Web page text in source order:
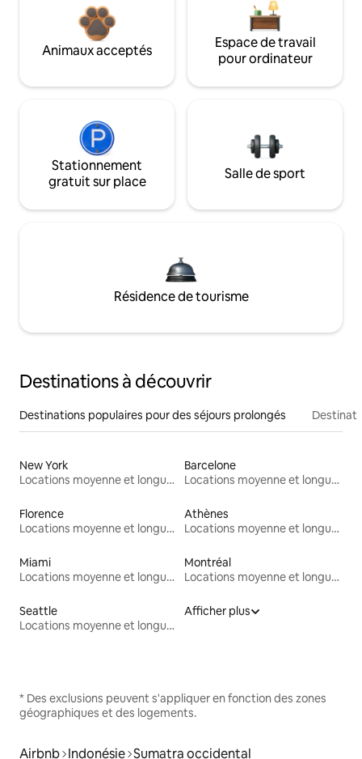
Animaux acceptés
Espace de travail
pour ordinateur
Stationnement
gratuit sur place
Salle de sport
Résidence de tourisme
Destinations à découvrir
Destinations populaires pour des séjours prolongés
New York
Locations moyenne et longue durée
Barcelone
Locations moyenne et longue durée
Florence
Locations moyenne et longue durée
Athènes
Locations moyenne et longue durée
Miami
Locations moyenne et longue durée
Montréal
Locations moyenne et longue durée
Seattle
Locations moyenne et longue durée
Afficher plus
* Des exclusions peuvent s'appliquer en fonction des zones
géographiques et des logements.
Airbnb Indonésie Sumatra occidental